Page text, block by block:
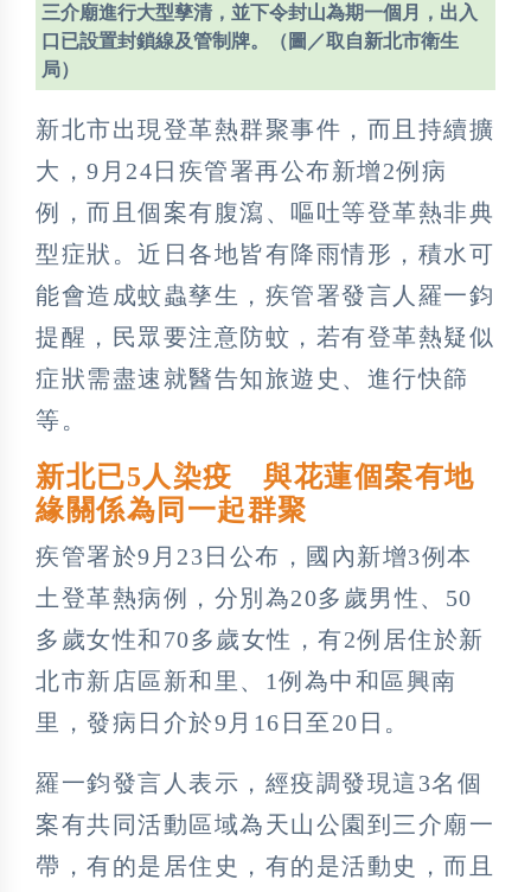
三介廟進行大型孳清，並下令封山為期一個月，出入
口已設置封鎖線及管制牌。（圖／取自新北市衛生
局）
新北市出現登革熱群聚事件，而且持續擴
大，9月24日疾管署再公布新增2例病
例，而且個案有腹瀉、嘔吐等登革熱非典
型症狀。近日各地皆有降雨情形，積水可
能會造成蚊蟲孳生，疾管署發言人羅一鈞
提醒，民眾要注意防蚊，若有登革熱疑似
症狀需盡速就醫告知旅遊史、進行快篩
等。
新北已5人染疫 與花蓮個案有地
緣關係為同一起群聚
疾管署於9月23日公布，國內新增3例本
土登革熱病例，分別為20多歲男性、50
多歲女性和70多歲女性，有2例居住於新
北市新店區新和里、1例為中和區興南
里，發病日介於9月16日至20日。
羅一鈞發言人表示，經疫調發現這3名個
案有共同活動區域為天山公園到三介廟一
帶，有的是居住史，有的是活動史，而且